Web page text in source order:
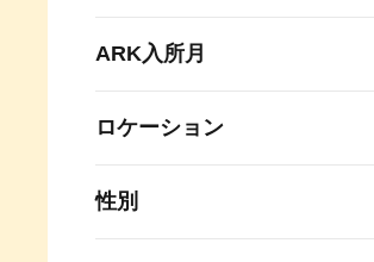
ARK入所月
ロケーション
性別